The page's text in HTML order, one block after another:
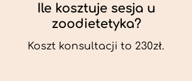
Ile kosztuje sesja u
zoodietetyka?
Koszt konsultacji to 230zł.